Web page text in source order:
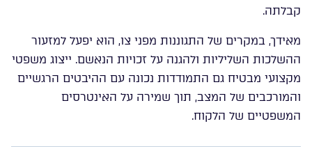
קבלתה.
מאידך, במקרים של התגוננות מפני צו, הוא יפעל למזעור
ההשלכות השליליות ולהגנה על זכויות הנאשם. ייצוג משפטי
מקצועי מבטיח גם התמודדות נכונה עם ההיבטים הרגשיים
והמורכבים של המצב, תוך שמירה על האינטרסים
המשפטיים של הלקוח.